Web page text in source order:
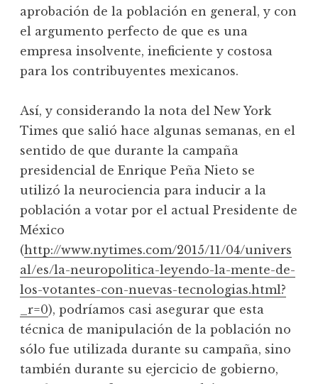
aprobación de la población en general, y con
el argumento perfecto de que es una
empresa insolvente, ineficiente y costosa
para los contribuyentes mexicanos.
Así, y considerando la nota del New York
Times que salió hace algunas semanas, en el
sentido de que durante la campaña
presidencial de Enrique Peña Nieto se
utilizó la neurociencia para inducir a la
población a votar por el actual Presidente de
México
(http://www.nytimes.com/2015/11/04/univers
al/es/la-neuropolitica-leyendo-la-mente-de-
los-votantes-con-nuevas-tecnologias.html?
_r=0), podríamos casi asegurar que esta
técnica de manipulación de la población no
sólo fue utilizada durante su campaña, sino
también durante su ejercicio de gobierno,